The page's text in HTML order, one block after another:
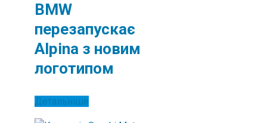
BMW
перезапускає
Alpina з новим
логотипом
Детальніше